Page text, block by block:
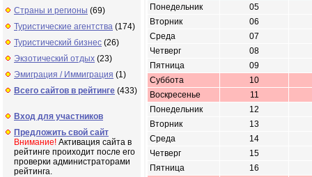
Страны и регионы (69)
Туристические агентства (174)
Туристический бизнес (26)
Экзотический отдых (23)
Эмиграция / Иммиграция (1)
Всего сайтов в рейтинге (433)
Вход для участников
Предложить свой сайт
Внимание! Активация сайта в
рейтинге проиходит после его
проверки администраторами
рейтинга.
Понедельник
05
Вторник
06
Среда
07
Четверг
08
Пятница
09
Суббота
10
Воскресенье
11
Понедельник
12
Вторник
13
Среда
14
Четверг
15
Пятница
16